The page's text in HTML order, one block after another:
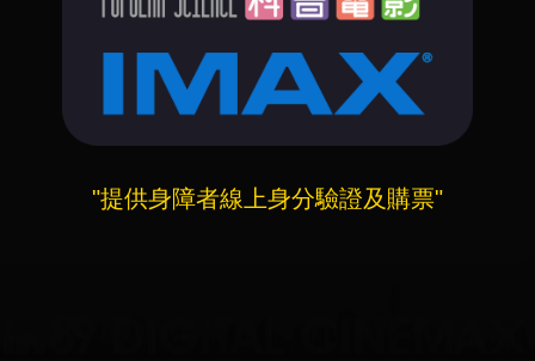
"提供身障者線上身分驗證及購票"